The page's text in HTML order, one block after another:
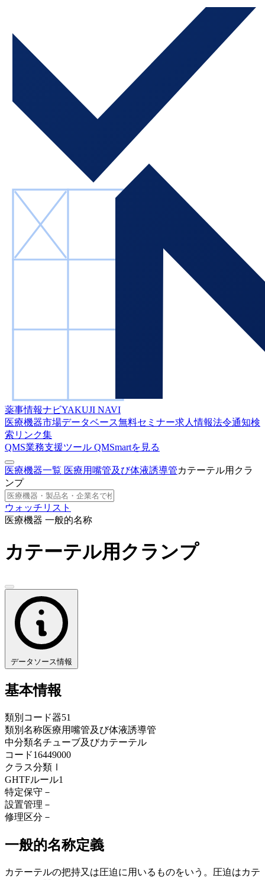
薬事情報ナビYAKUJI NAVI
医療機器市場データベース無料セミナー求人情報法令通知検
索 リンク集
QMS業務支援ツール QMSmartを見る
医療機器一覧 医療用嘴管及び体液誘導管カテーテル用クラ
ンプ
ウォッチリスト
医療機器 一般的名称
カテーテル用クランプ
データソース情報
基本情報
類別コード器51
類別名称医療用嘴管及び体液誘導管
中分類名チューブ及びカテーテル
コード16449000
クラス分類 Ⅰ
GHTFルール1
特定保守 －
設置管理 －
修理区分 －
一般的名称定義
カテーテルの把持又は圧迫に用いるものをいう。圧迫はカテ